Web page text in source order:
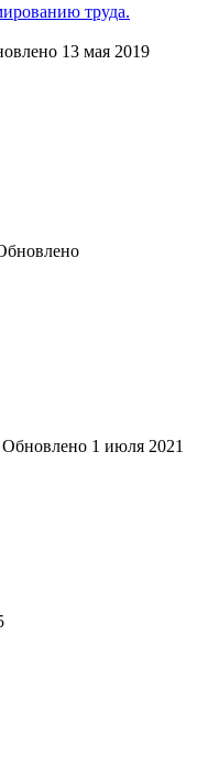
труда.
13 мая 2019
Обновлено 1 июля 2021